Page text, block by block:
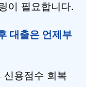
이 필요합니다.
대출은 언제부
신용점수 회복